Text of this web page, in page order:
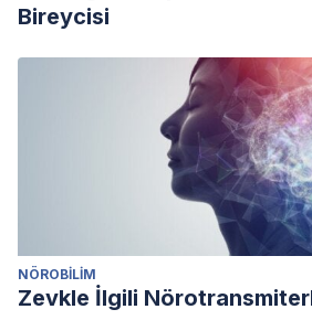
Bireycisi
NÖROBILIM
Zevkle İlgili